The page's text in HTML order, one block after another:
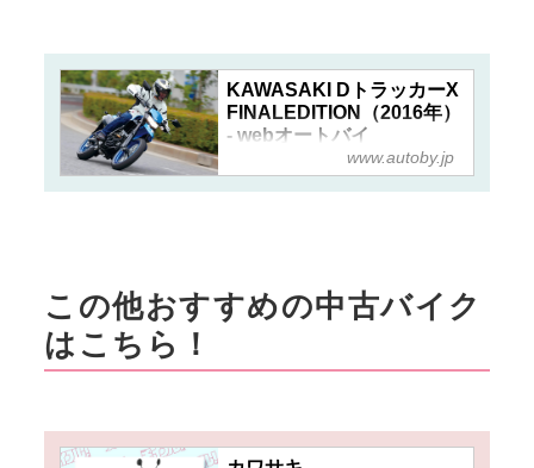
KAWASAKI DトラッカーX
FINALEDITION（2016年）
- webオートバイ
www.autoby.jp
この他おすすめの中古バイク
はこちら！